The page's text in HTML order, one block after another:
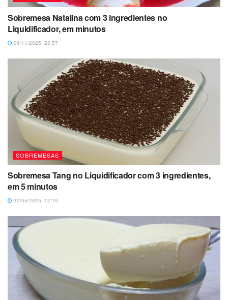
Sobremesa Natalina com 3 ingredientes no
Liquidificador, em minutos
06/11/2025, 23:57
SOBREMESAS
Sobremesa Tang no Liquidificador com 3 ingredientes,
em 5 minutos
30/05/2025, 12:19